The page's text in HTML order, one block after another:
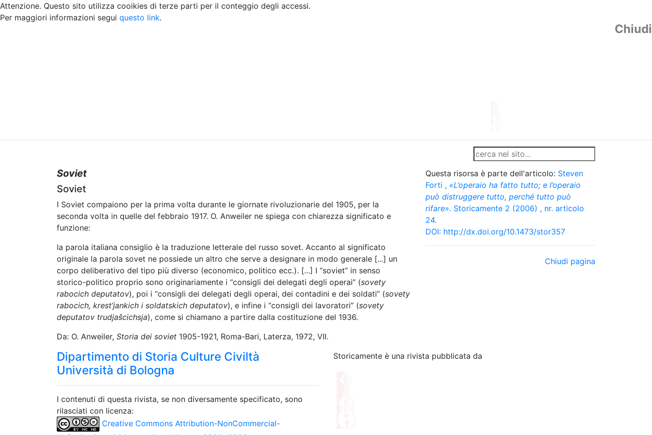
Attenzione. Questo sito utilizza cooikies di terze parti per il conteggio degli accessi.
Per maggiori informazioni segui questo link.
Chiudi
Soviet
Soviet
I Soviet compaiono per la prima volta durante le giornate rivoluzionarie del 1905, per la
seconda volta in quelle del febbraio 1917. O. Anweiler ne spiega con chiarezza significato e
funzione:
la parola italiana consiglio è la traduzione letterale del russo sovet. Accanto al significato
originale la parola sovet ne possiede un altro che serve a designare in modo generale [...] un
corpo deliberativo del tipo più diverso (economico, politico ecc.). [...] I “soviet” in senso
storico-politico proprio sono originariamente i “consigli dei delegati degli operai” (sovety
rabocich deputatov), poi i “consigli dei delegati degli operai, dei contadini e dei soldati” (sovety
rabocich, krest’jankich i soldatskich deputatov), e infine i “consigli dei lavoratori” (sovety
deputatov trudjašcichsja), come si chiamano a partire dalla costituzione del 1936.
Da: O. Anweiler, Storia dei soviet 1905-1921, Roma-Bari, Laterza, 1972, VII.
Questa risorsa è parte dell'articolo: Steven
Forti , «L’operaio ha fatto tutto; e l’operaio
può distruggere tutto, perché tutto può
rifare». Storicamente 2 (2006) , nr. articolo
24.
DOI: http://dx.doi.org/10.1473/stor357
Chiudi pagina
Dipartimento di Storia Culture Civiltà
Università di Bologna
I contenuti di questa rivista, se non diversamente specificato, sono
rilasciati con licenza:
Creative Commons Attribution-NonCommercial-
Storicamente è una rivista pubblicata da